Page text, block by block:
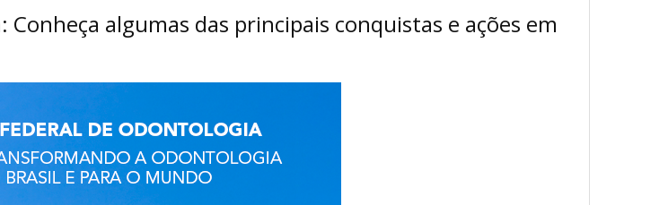
algumas das principais conquistas e ações em